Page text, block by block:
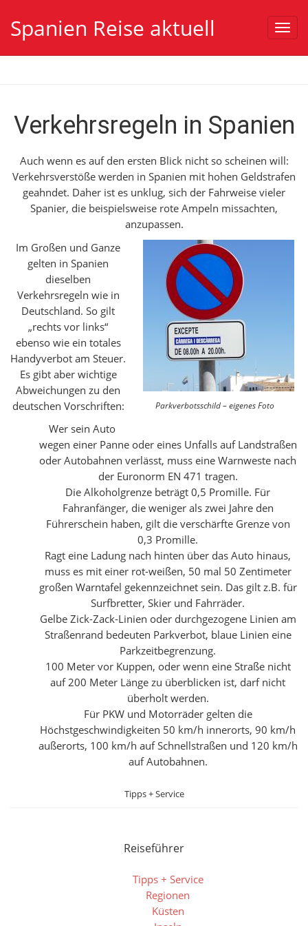
Spanien Reise aktuell
Verkehrsregeln in Spanien
Auch wenn es auf den ersten Blick nicht so scheinen will:
Verkehrsverstöße werden in Spanien mit hohen Geldstrafen
geahndet. Daher ist es unklug, sich der Fahrweise vieler
Spanier, die beispielsweise rote Ampeln missachten,
anzupassen.
Parkverbotsschild – eigenes Foto
Im Großen und Ganze
gelten in Spanien
dieselben
Verkehrsregeln wie in
Deutschland. So gilt
„rechts vor links“
ebenso wie ein totales
Handyverbot am Steuer.
Es gibt aber wichtige
Abweichungen zu den
deutschen Vorschriften:
Wer sein Auto
wegen einer Panne oder eines Unfalls auf Landstraßen
oder Autobahnen verlässt, muss eine Warnweste nach
der Euronorm EN 471 tragen.
Die Alkoholgrenze beträgt 0,5 Promille. Für
Fahranfänger, die weniger als zwei Jahre den
Führerschein haben, gilt die verschärfte Grenze von
0,3 Promille.
Ragt eine Ladung nach hinten über das Auto hinaus,
muss es mit einer rot-weißen, 50 mal 50 Zentimeter
großen Warntafel gekennzeichnet sein. Das gilt z.B. für
Surfbretter, Skier und Fahrräder.
Gelbe Zick-Zack-Linien oder durchgezogene Linien am
Straßenrand bedeuten Parkverbot, blaue Linien eine
Parkzeitbegrenzung.
100 Meter vor Kuppen, oder wenn eine Straße nicht
auf 200 Meter Länge zu überblicken ist, darf nicht
überholt werden.
Für PKW und Motorräder gelten die
Höchstgeschwindigkeiten 50 km/h innerorts, 90 km/h
außerorts, 100 km/h auf Schnellstraßen und 120 km/h
auf Autobahnen.
Tipps + Service
Reiseführer
Tipps + Service
Regionen
Küsten